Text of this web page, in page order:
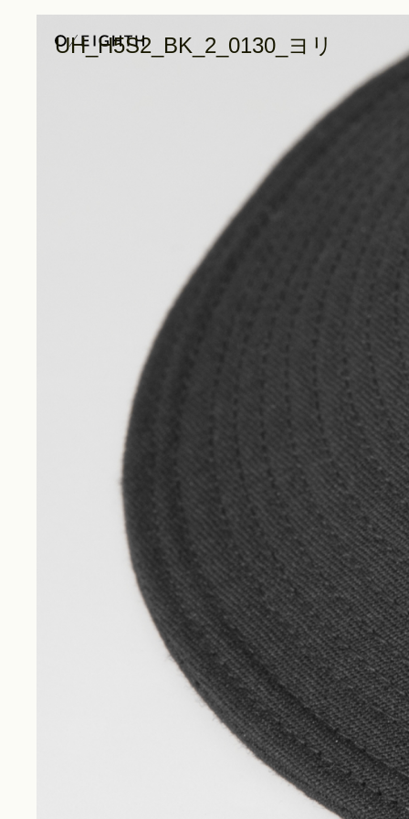
UH_H5S2_BK_2_0130_ヨリ